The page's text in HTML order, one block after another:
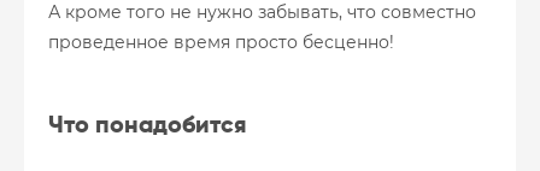
А кроме того не нужно забывать, что совместно
проведенное время просто бесценно!
Что понадобится